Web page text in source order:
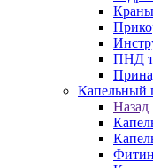
Краны
ПНД
Капельный
Назад